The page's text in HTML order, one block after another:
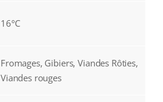
16°C
Fromages, Gibiers, Viandes Rôties,
Viandes rouges